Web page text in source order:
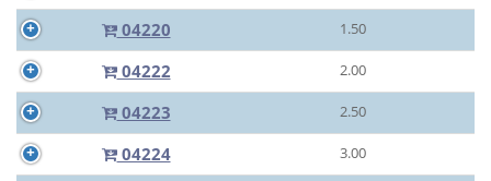
04220 1.50
04222 2.00
04223 2.50
04224 3.00